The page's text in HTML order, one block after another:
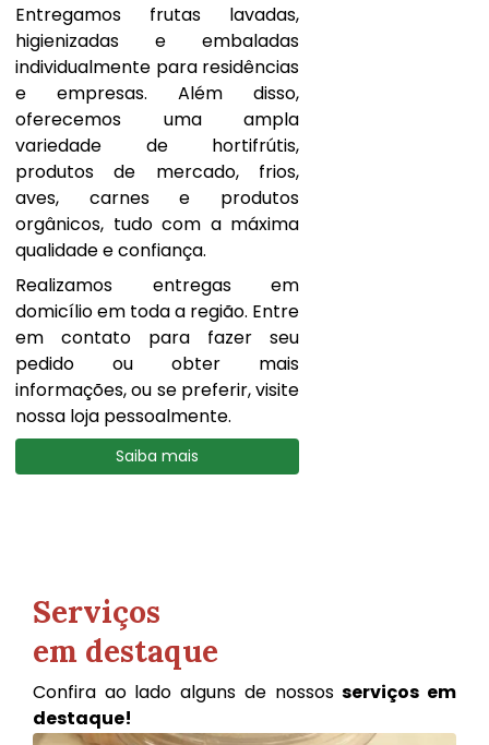
Entregamos frutas lavadas,
higienizadas e embaladas
individualmente para residências
e empresas. Além disso,
oferecemos uma ampla
variedade de hortifrútis,
produtos de mercado, frios,
aves, carnes e produtos
orgânicos, tudo com a máxima
qualidade e confiança.
Realizamos entregas em
domicílio em toda a região. Entre
em contato para fazer seu
pedido ou obter mais
informações, ou se preferir, visite
nossa loja pessoalmente.
Saiba mais
Serviços
em destaque
Confira ao lado alguns de nossosserviços em
destaque!